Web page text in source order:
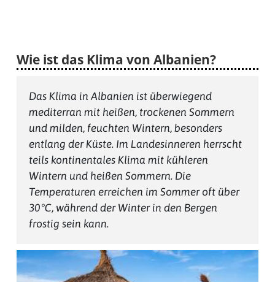
Wie ist das Klima von Albanien?
Das Klima in Albanien ist überwiegend
mediterran mit heißen, trockenen Sommern
und milden, feuchten Wintern, besonders
entlang der Küste. Im Landesinneren herrscht
teils kontinentales Klima mit kühleren
Wintern und heißen Sommern. Die
Temperaturen erreichen im Sommer oft über
30 °C, während der Winter in den Bergen
frostig sein kann.